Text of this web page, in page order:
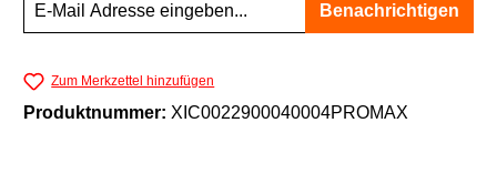
Benachrichtigen
Zum Merkzettel hinzufügen
Produktnummer: XIC0022900040004PROMAX